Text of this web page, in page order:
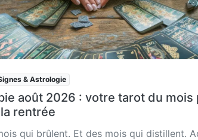
& Astrologie
août 2026 : votre tarot du mois
rentrée
qui brûlent. Et des mois qui distillent.